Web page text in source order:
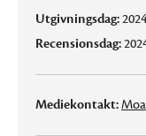
Utgivningsdag:
Recensionsdag:
Mediekontakt: